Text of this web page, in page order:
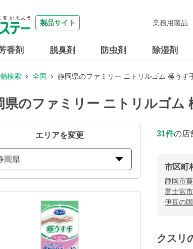
製品サイト
香剤 脱臭剤 防虫剤 除湿剤
業務用製品
検索 全国 静岡県のファミリー ニトリルゴム 極う
県のファミリー ニトリルゴム
エリアを変更
岡県
31件の店
市区町
静岡市
富士宮市
伊豆の
クスリ